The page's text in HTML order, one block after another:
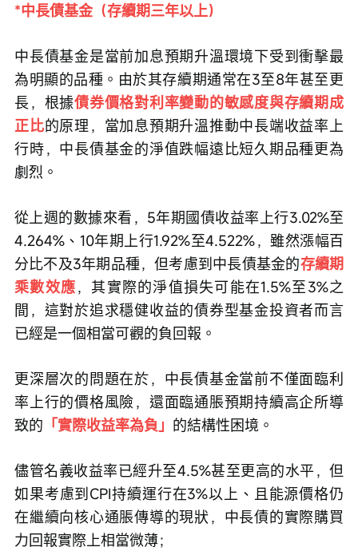
*中長債基金（存續期三年以上）
中長債基金是當前加息預期升溫環境下受到衝擊最
為明顯的品種。由於其存續期通常在3至8年甚至更
長，根據債券價格對利率變動的敏感度與存續期成
正比的原理，當加息預期升溫推動中長端收益率上
行時，中長債基金的淨值跌幅遠比短久期品種更為
劇烈。
從上週的數據來看，5年期國債收益率上行3.02%至
4.264%、10年期上行1.92%至4.522%，雖然漲幅百
分比不及3年期品種，但考慮到中長債基金的存續期
乘數效應，其實際的淨值損失可能在1.5%至3%之
間，這對於追求穩健收益的債券型基金投資者而言
已經是一個相當可觀的負回報。
更深層次的問題在於，中長債基金當前不僅面臨利
率上行的價格風險，還面臨通脹預期持續高企所導
致的 「實際收益率為負」 的結構性困境。
儘管名義收益率已經升至4.5%甚至更高的水平，但
如果考慮到CPI持續運行在3%以上、且能源價格仍
在繼續向核心通脹傳導的現狀，中長債的實際購買
力回報實際上相當微薄；